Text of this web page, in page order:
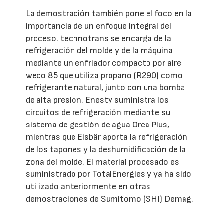
La demostración también pone el foco en la
importancia de un enfoque integral del
proceso. technotrans se encarga de la
refrigeración del molde y de la máquina
mediante un enfriador compacto por aire
weco 85 que utiliza propano (R290) como
refrigerante natural, junto con una bomba
de alta presión. Enesty suministra los
circuitos de refrigeración mediante su
sistema de gestión de agua Orca Plus,
mientras que Eisbär aporta la refrigeración
de los tapones y la deshumidificación de la
zona del molde. El material procesado es
suministrado por TotalEnergies y ya ha sido
utilizado anteriormente en otras
demostraciones de Sumitomo (SHI) Demag.